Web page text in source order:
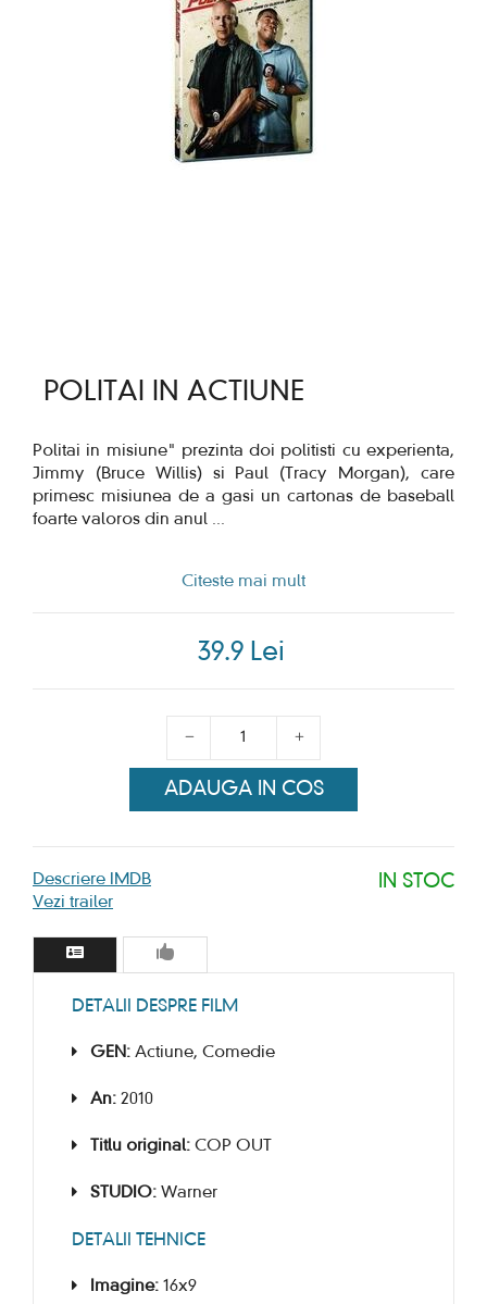
POLITAI IN ACTIUNE
Politai in misiune" prezinta doi politisti cu experienta,
Jimmy (Bruce Willis) si Paul (Tracy Morgan), care
primesc misiunea de a gasi un cartonas de baseball
foarte valoros din anul ...
Citeste mai mult
39.9 Lei
ADAUGA IN COS
Descriere IMDB
Vezi trailer
IN STOC
DETALII DESPRE FILM
GEN: Actiune, Comedie
An: 2010
Titlu original: COP OUT
STUDIO: Warner
DETALII TEHNICE
Imagine: 16x9